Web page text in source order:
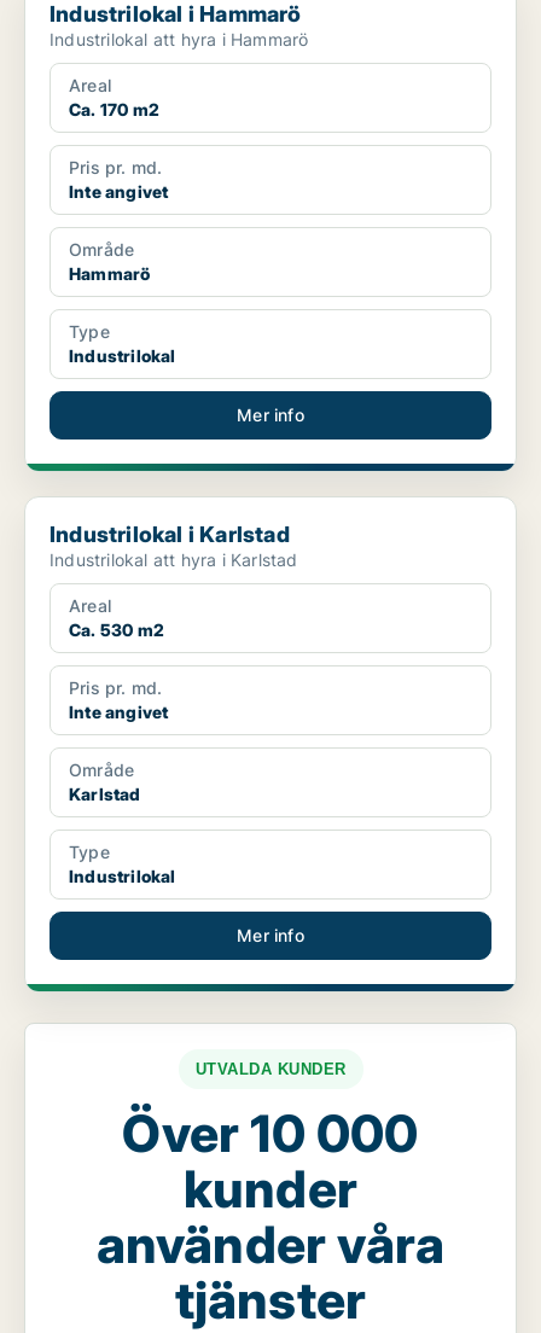
Industrilokal i Hammarö
Industrilokal att hyra i Hammarö
Areal
Ca. 170 m2
Pris pr. md.
Inte angivet
Område
Hammarö
Type
Industrilokal
Mer info
Industrilokal i Karlstad
Industrilokal i Karlstad
Industrilokal att hyra i Karlstad
Areal
Ca. 530 m2
Pris pr. md.
Inte angivet
Område
Karlstad
Type
Industrilokal
Mer info
UTVALDA KUNDER
Över 10 000
kunder
använder våra
tjänster